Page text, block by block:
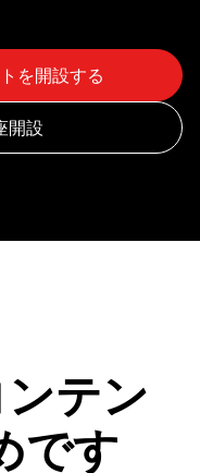
テン
です